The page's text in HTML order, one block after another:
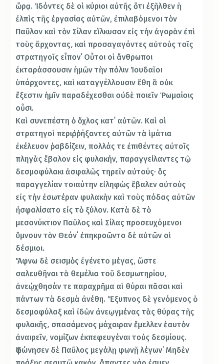
ὥρᾳ. Ἰδόντες δὲ οἱ κύριοι αὐτῆς ὅτι ἐξῆλθεν ἡ
ἐλπὶς τῆς ἐργασίας αὐτῶν, ἐπιλαβόμενοι τὸν
Παῦλον καὶ τὸν Σίλαν εἵλκυσαν εἰς τὴν ἀγορὰν ἐπὶ
τοὺς ἄρχοντας͵ καὶ προσαγαγόντες αὐτοὺς τοῖς
στρατηγοῖς εἶπον΄ Οὗτοι οἱ ἄνθρωποι
ἐκταράσσουσιν ἡμῶν τὴν πόλιν Ἰουδαῖοι
ὑπάρχοντες͵ καὶ καταγγέλλουσιν ἔθη ἃ οὐκ
ἔξεστιν ἡμῖν παραδέχεσθαι οὐδὲ ποιεῖν Ῥωμαίοις
οὖσι.
Καὶ συνεπέστη ὁ ὄχλος κατ΄ αὐτῶν. Καὶ οἱ
στρατηγοὶ περιῤῥήξαντες αὐτῶν τὰ ἱμάτια
ἐκέλευον ῥαβδίζειν͵ πολλάς τε ἐπιθέντες αὐτοῖς
πληγὰς ἔβαλον εἰς φυλακήν͵ παραγγείλαντες τῷ
δεσμοφύλακι ἀσφαλῶς τηρεῖν αὐτούς· ὃς
παραγγελίαν τοιαύτην εἰληφὼς ἔβαλεν αὐτοὺς
εἰς τὴν ἐσωτέραν φυλακὴν καὶ τοὺς πόδας αὐτῶν
ἠσφαλίσατο εἰς τὸ ξύλον. Κατὰ δὲ τὸ
μεσονύκτιον Παῦλος καὶ Σίλας προσευχόμενοι
ὕμνουν τὸν Θεόν΄ ἐπηκροῶντο δὲ αὐτῶν οἱ
δέσμιοι.
Ἄφνω δὲ σεισμὸς ἐγένετο μέγας, ὥστε
σαλευθῆναι τὰ θεμέλια τοῦ δεσμωτηρίου͵
ἀνεῴχθησάν τε παραχρῆμα αἱ θύραι πᾶσαι καὶ
πάντων τὰ δεσμὰ ἀνέθη. Ἔξυπνος δὲ γενόμενος ὁ
δεσμοφύλαξ καὶ ἰδὼν ἀνεῳγμένας τὰς θύρας τῆς
φυλακῆς͵ σπασάμενος μάχαιραν ἔμελλεν ἑαυτὸν
ἀναιρεῖν͵ νομίζων ἐκπεφευγέναι τοὺς δεσμίους.
Ἐφώνησεν δὲ Παῦλος μεγάλῃ φωνῇ λέγων΄ Μηδὲν